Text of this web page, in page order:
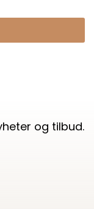
og tilbud.